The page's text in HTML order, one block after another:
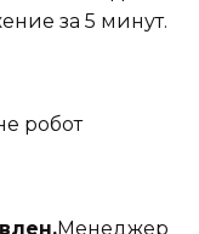
за 5 минут.
робот
Менеджер